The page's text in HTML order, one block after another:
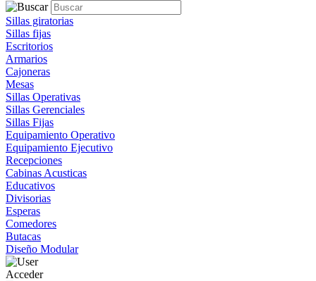
Sillas giratorias
Sillas fijas
Escritorios
Armarios
Cajoneras
Mesas
Sillas Operativas
Sillas Gerenciales
Sillas Fijas
Equipamiento Operativo
Equipamiento Ejecutivo
Recepciones
Cabinas Acusticas
Educativos
Divisorias
Esperas
Comedores
Butacas
Diseño Modular
Acceder